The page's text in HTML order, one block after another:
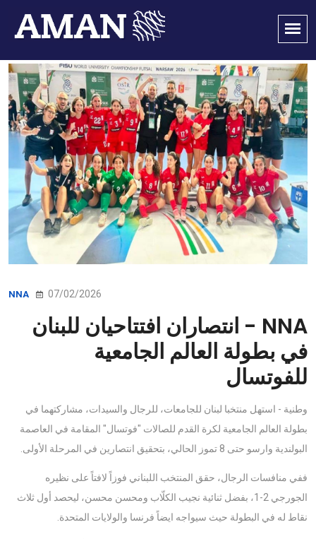
NNA 07/02/2026
NNA - انتصاران افتتاحيان للبنان
في بطولة العالم الجامعية
للفوتسال
وطنية - استهل منتخبا لبنان للجامعات، للرجال والسيدات، مشاركتهما في
بطولة العالم الجامعية لكرة القدم للصالات "فوتسال" المقامة في العاصمة
البولندية وارسو حتى 8 تموز الحالي، بتحقيق انتصارين في المرحلة الأولى.
ففي منافسات الرجال، حقق المنتخب اللبناني فوزاً لافتاً على نظيره
الجورجي 2-1، بفضل ثنائية نجيب الكلّاب ومحسن محسن، ليحصد أول ثلاث
نقاط له في البطولة حيث سيواجه ايضاً فرنسا والولايات المتحدة.